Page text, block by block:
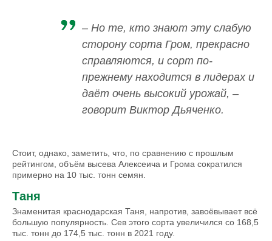
– Но те, кто знают эту слабую
сторону сорта Гром, прекрасно
справляются, и сорт по-
прежнему находится в лидерах и
даёт очень высокий урожай, –
говорит Виктор Дьяченко.
Стоит, однако, заметить, что, по сравнению с прошлым
рейтингом, объём высева Алексеича и Грома сократился
примерно на 10 тыс. тонн семян.
Таня
Знаменитая краснодарская Таня, напротив, завоёвывает всё
большую популярность. Сев этого сорта увеличился со 168,5
тыс. тонн до 174,5 тыс. тонн в 2021 году.